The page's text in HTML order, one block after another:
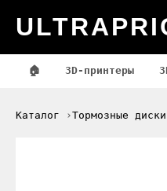
🏠 3D-принтеры
Каталог Тормозные диски